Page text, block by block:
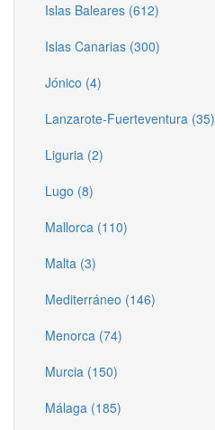
Islas Baleares (612)
Islas Canarias (300)
Jónico (4)
Lanzarote-Fuerteventura (35)
Liguria (2)
Lugo (8)
Mallorca (110)
Malta (3)
Mediterráneo (146)
Menorca (74)
Murcia (150)
Málaga (185)